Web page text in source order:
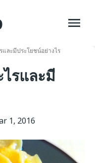
และมีประโยชน์อย่างไร
รและมี
1, 2016